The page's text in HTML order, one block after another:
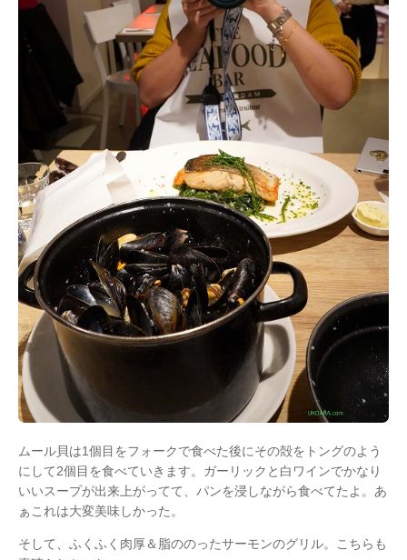
ムール貝は1個目をフォークで食べた後にその殻をトングのよう
にして2個目を食べていきます。ガーリックと白ワインでかなり
いいスープが出来上がってて、パンを浸しながら食べてたよ。あ
ぁこれは大変美味しかった。
そして、ふくふく肉厚＆脂ののったサーモンのグリル。こちらも